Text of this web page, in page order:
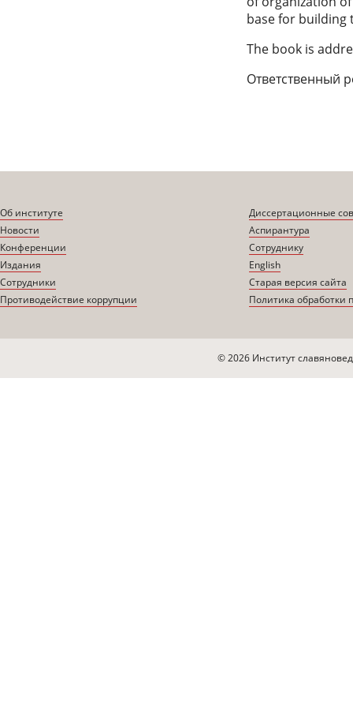
base for building
The book is
Ответственный
Об институте
Новости
Конференции
Издания
Сотрудники
Противодействие коррупции
Диссертационные
Аспирантура
Сотруднику
English
Старая версия сайта
Политика обработки
© 2026 Институт